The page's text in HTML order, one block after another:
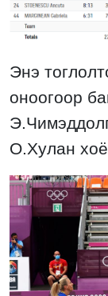
Энэ
оноогоор
О.Хулан